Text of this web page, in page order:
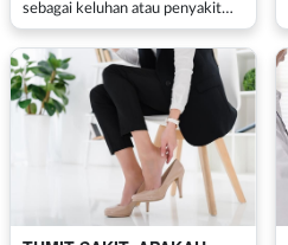
sebagai keluhan atau penyakit
yang sering dirasakan hampir
sebenarnya pengapuran tulang ?
Pengapuran tul...